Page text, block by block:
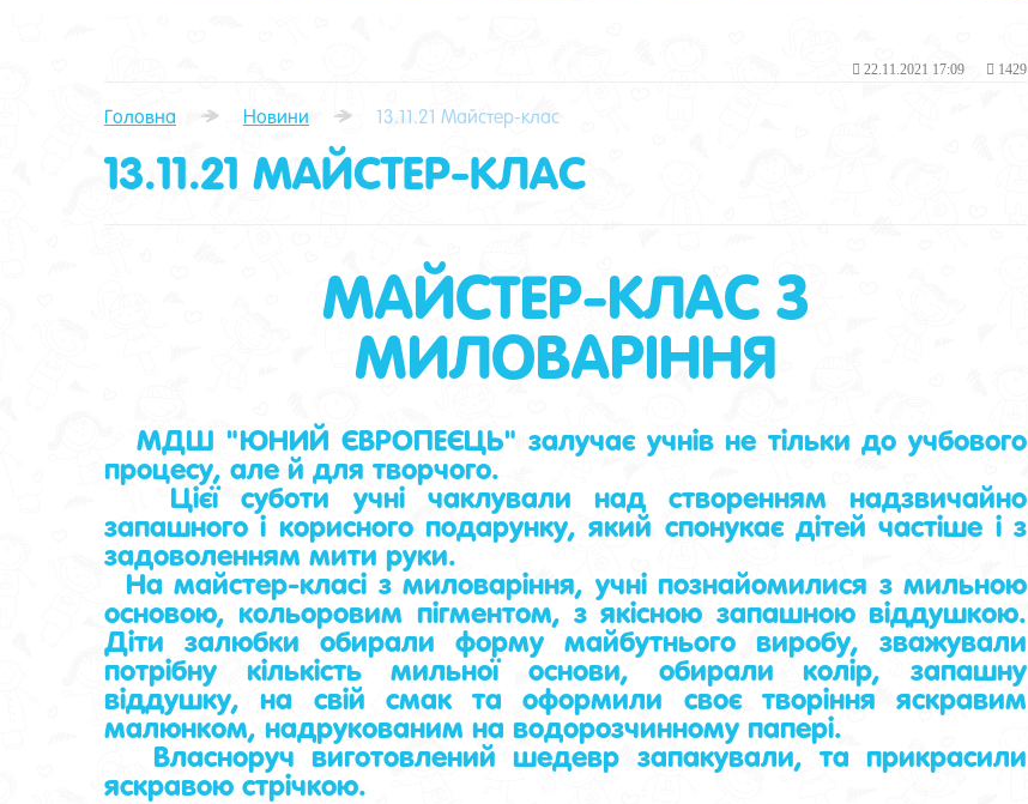
22.11.2021 17:09 1429
Головна Новини 13.11.21 Майстер-клас
13.11.21 МАЙСТЕР-КЛАС
МАЙСТЕР-КЛАС З
МИЛОВАРІННЯ
МДШ "ЮНИЙ ЄВРОПЕЄЦЬ" залучає учнів не тільки до учбового
процесу, але й для творчого.
Цієї суботи учні чаклували над створенням надзвичайно
запашного і корисного подарунку, який спонукає дітей частіше і з
задоволенням мити руки.
На майстер-класі з миловаріння, учні познайомилися з мильною
основою, кольоровим пігментом, з якісною запашною віддушкою.
Діти залюбки обирали форму майбутнього виробу, зважували
потрібну кількість мильної основи, обирали колір, запашну
віддушку, на свій смак та оформили своє творіння яскравим
малюнком, надрукованим на водорозчинному папері.
Власноруч виготовлений шедевр запакували, та прикрасили
яскравою стрічкою.